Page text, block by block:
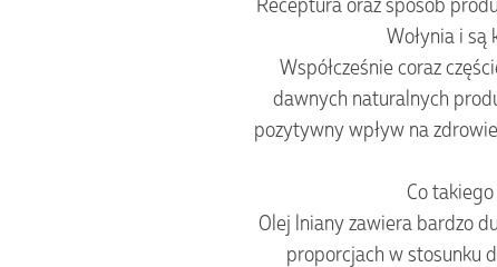
Wołynia i są
Współcześnie coraz
dawnych naturalnych
pozytywny wpływ na
Co
Olej lniany zawiera bardzo
proporcjach w stosunku